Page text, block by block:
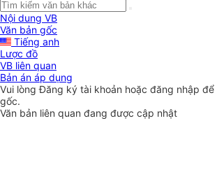
Nội dung VB
Văn bản gốc
Tiếng anh
Lược đồ
VB liên quan
Bản án áp dụng
Vui lòngĐăng ký tài khoản hoặc đăng nhập để
gốc.
Văn bản liên quan đang được cập nhật